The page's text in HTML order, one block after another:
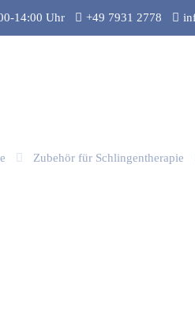
14:00 Uhr +49 7931 2778
Zubehör für Schlingentherapie